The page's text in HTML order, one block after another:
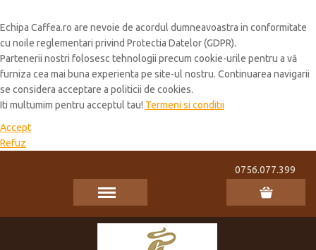
Echipa Caffea.ro are nevoie de acordul dumneavoastra in conformitate
cu noile reglementari privind Protectia Datelor (GDPR).
Partenerii nostri folosesc tehnologii precum cookie-urile pentru a vă
furniza cea mai buna experienta pe site-ul nostru. Continuarea navigarii
se considera acceptare a politicii de cookies.
Iti multumim pentru acceptul tau! Termeni si conditii
Accept
Refuz
0756.077.399